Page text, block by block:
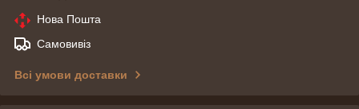
Нова Пошта
Самовивіз
Всі умови доставки